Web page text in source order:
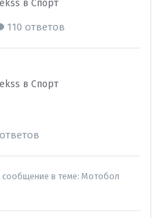
в Спорт
110 ответов
в Спорт
сообщение в теме: Мотобол